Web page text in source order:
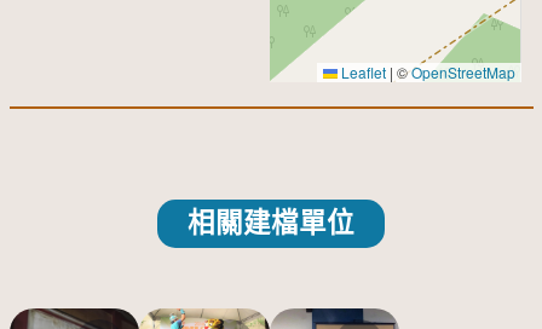
Leaflet | ©OpenStreetMap
相關建檔單位